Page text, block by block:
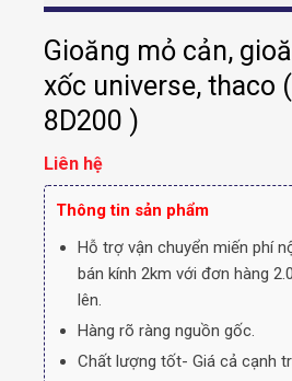
Gioăng mỏ cản,
xốc universe, thaco
8D200 )
Liên hệ
Thông tin sản phẩm
Hỗ trợ vận chuyển miến phí
bán kính 2km với đơn hàng
lên.
Hàng rõ ràng nguồn gốc.
Chất lượng tốt- Giá cả cạnh